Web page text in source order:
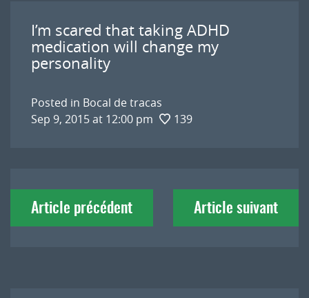
I’m scared that taking ADHD
medication will change my
personality
Posted in Bocal de tracas
Sep 9, 2015 at 12:00 pm
139
Navigation
deArticle précédent Article suivant